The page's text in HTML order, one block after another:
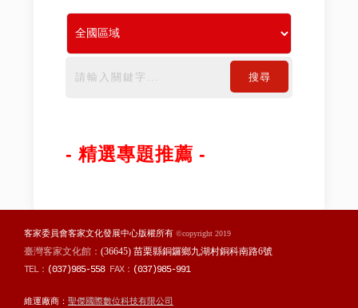
搜尋
- 精選專題推薦 -
客家委員會客家文化發展中心版權所有 ©copyright 2019
臺灣客家文化館： (36645) 苗栗縣銅鑼鄉九湖村銅科南路6號
TEL： (037)985-558FAX： (037)985-991
維運廠商： 聖傑國際數位科技有限公司